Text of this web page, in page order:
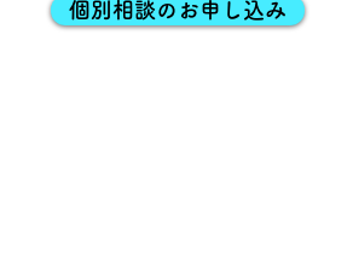
個別相談のお申し込み